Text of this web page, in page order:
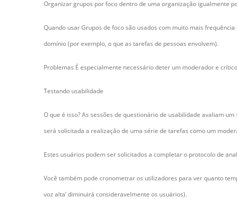
Organizar grupos por foco dentro de uma organização igualmente
Quando usar Grupos de foco são usados com muito mais
domínio (por exemplo, o que as tarefas de pessoas envolvem).
Problemas É especialmente necessário deter um moderador e
Testando usabilidade
O que é isso? As sessões de questionário de usabilidade avaliam
será solicitada a realização de uma série de tarefas como um
Estes usuários podem ser solicitados a completar o protocolo de
Você também pode cronometrar os utilizadores para ver quanto
voz alta’ diminuirá consideravelmente os usuários).